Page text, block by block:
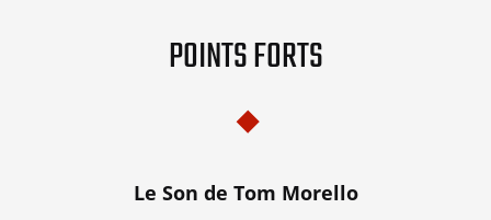
POINTS FORTS
Le Son de Tom Morello